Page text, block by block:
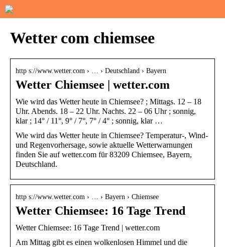
Wetter com chiemsee
http s://www.wetter.com › … › Deutschland › Bayern
Wetter Chiemsee | wetter.com
Wie wird das Wetter heute in Chiemsee? ; Mittags. 12 – 18
Uhr. Abends. 18 – 22 Uhr. Nachts. 22 – 06 Uhr ; sonnig,
klar ; 14° / 11°, 9° / 7°, 7° / 4° ; sonnig, klar …
Wie wird das Wetter heute in Chiemsee? Temperatur-, Wind-
und Regenvorhersage, sowie aktuelle Wetterwarnungen
finden Sie auf wetter.com für 83209 Chiemsee, Bayern,
Deutschland.
http s://www.wetter.com › … › Bayern › Chiemsee
Wetter Chiemsee: 16 Tage Trend
Wetter Chiemsee: 16 Tage Trend | wetter.com
Am Mittag gibt es einen wolkenlosen Himmel und die